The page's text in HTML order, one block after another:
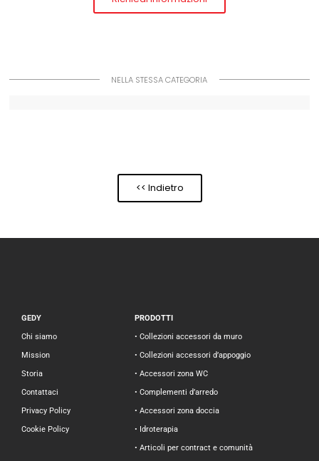
NELLA STESSA CATEGORIA
<< Indietro
GEDY
Chi siamo
Mission
Storia
Contattaci
Privacy Policy
Cookie Policy
PRODOTTI
• Collezioni accessori da muro
• Collezioni accessori d’appoggio
• Accessori zona WC
• Complementi d’arredo
• Accessori zona doccia
• Idroterapia
• Articoli per contract e comunità